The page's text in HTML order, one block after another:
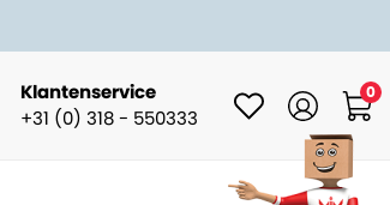
Klantenservice
+31 (0) 318 - 550333
0